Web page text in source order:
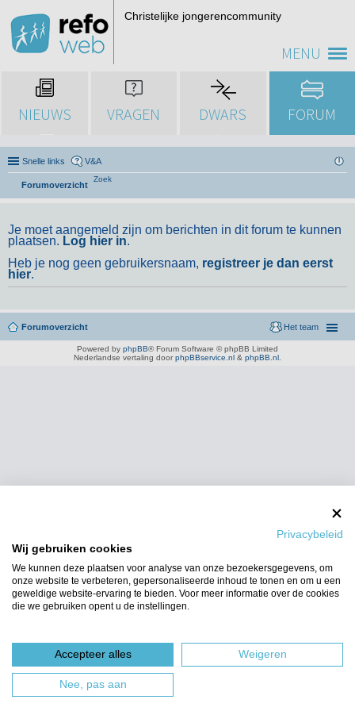
MENU
Christelijke jongerencommunity
NIEUWS VRAGEN DWARS FORUM
Snelle links V&A
Forumoverzicht
Zoek
Je moet aangemeld zijn om berichten in dit forum te kunnen
plaatsen. Log hier in.
Heb je nog geen gebruikersnaam, registreer je dan eerst
hier.
Forumoverzicht Het team
Powered by phpBB® Forum Software © phpBB Limited
Nederlandse vertaling door phpBBservice.nl & phpBB.nl
Privacybeleid
Wij gebruiken cookies
We kunnen deze plaatsen voor analyse van onze bezoekersgegevens, om
onze website te verbeteren, gepersonaliseerde inhoud te tonen en om u een
geweldige website-ervaring te bieden. Voor meer informatie over de cookies
die we gebruiken opent u de instellingen.
Accepteer alles Weigeren
Nee, pas aan